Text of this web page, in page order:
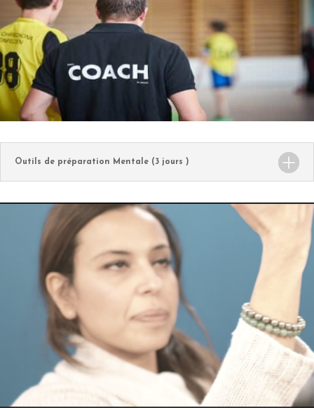
Outils de préparation Mentale (3 jours )